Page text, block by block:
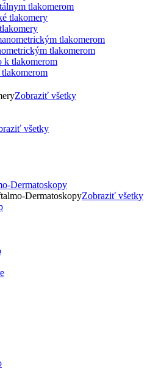
tlakomerom
tlakomerom
Zobraziť všetky
všetky
Dermatoskopy
DermatoskopyZobraziť všetky